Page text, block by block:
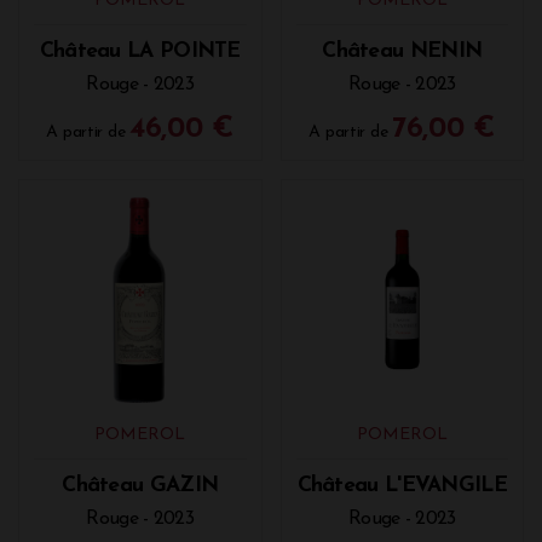
Suggestion
: Magret de canard grillé avec une sauce
au poivre noir ou une réduction de fruits rouges.
Pomerol. Les tannins souples du vin complètent la
: Entrecôte grillée ou pièce de bœuf en
Le Pomerol s’avère être un excellent compagnon
des fromages affinés et fromages secs. Le vin
à pâte molle et crémeuse, tels que le Brie de Meaux
ou le Saint-Nectaire, mais il s’harmonise également
avec des fromages plus robustes comme le
Château LA POINTE
Rouge - 2023
A partir de 46,00 €
Château NENIN
Rouge - 2023
A partir de 76,00 €
POMEROL
Château GAZIN
Rouge - 2023
POMEROL
Château L'EVANGILE
Rouge - 2023